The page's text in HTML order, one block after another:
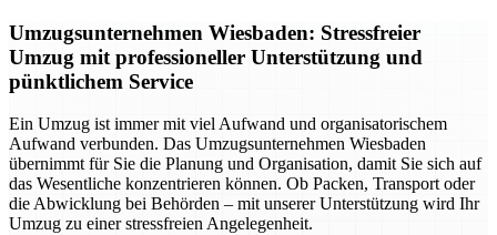
Umzugsunternehmen Wiesbaden: Stressfreier
Umzug mit professioneller Unterstützung und
pünktlichem Service
Ein Umzug ist immer mit viel Aufwand und organisatorischem
Aufwand verbunden. Das Umzugsunternehmen Wiesbaden
übernimmt für Sie die Planung und Organisation, damit Sie sich auf
das Wesentliche konzentrieren können. Ob Packen, Transport oder
die Abwicklung bei Behörden – mit unserer Unterstützung wird Ihr
Umzug zu einer stressfreien Angelegenheit.